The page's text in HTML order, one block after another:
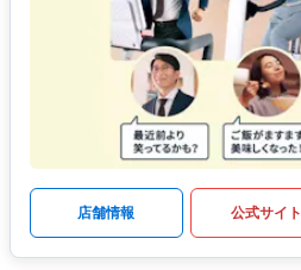
店舗情報 公式サイト